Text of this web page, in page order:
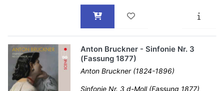
Anton Bruckner - Sinfonie Nr. 3
(Fassung 1877)
Anton Bruckner (1824-1896)
Sinfonie Nr. 3 d-Moll (Fassung 1877)